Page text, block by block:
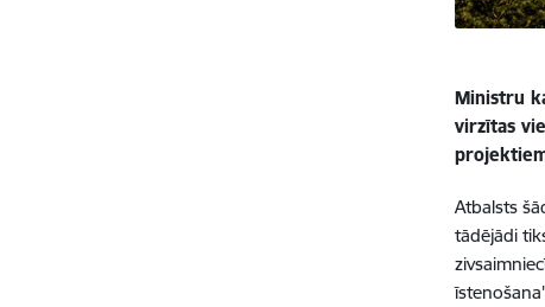
Ministru
virzītas
Atbalsts
tādējādi